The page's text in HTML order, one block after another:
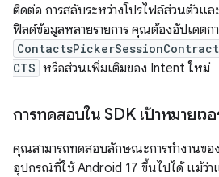
ติดต่อ การสลับระหว่างโปรไฟล์ส่วนตัวแล
ฟิลด์ข้อมูลหลายรายการ คุณต้องอัปเดตก
CTS หรือส่วนเพิ่มเติมของ Intent ใหม่
การทดสอบใน SDK เป้าหมายเวอ
คุณสามารถทดสอบลักษณะการทำงานขอ
อุปกรณ์ที่ใช้ Android 17 ขึ้นไปได้ แม้ว่